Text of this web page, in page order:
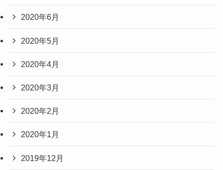
2020年6月
2020年5月
2020年4月
2020年3月
2020年2月
2020年1月
2019年12月